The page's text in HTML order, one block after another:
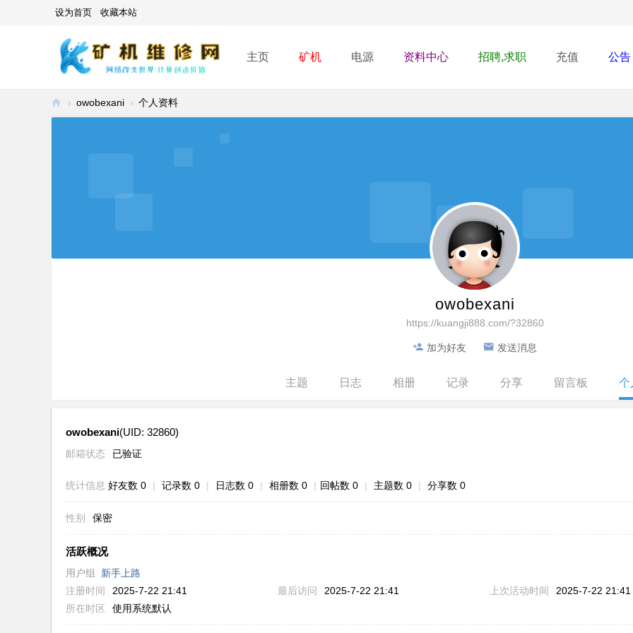
设为首页 收藏本站
主页 矿机 电源 资料中心 招聘,求职 充值 公告
› owobexani › 个人资料
owobexani
https://kuangji888.com/?32860
加为好友 发送消息
主题 日志 相册 记录 分享 留言板 个
owobexani(UID: 32860)
邮箱状态 已验证
统计信息 好友数 0 | 记录数 0 | 日志数 0 | 相册数 0 | 回帖数 0 | 主题数 0 | 分享数 0
性别 保密
活跃概况
用户组 新手上路
注册时间
2025-7-22 21:41 最后访问 2025-7-22 21:41 上次活动时间
2025-7-22 21:41
所在时区
使用系统默认